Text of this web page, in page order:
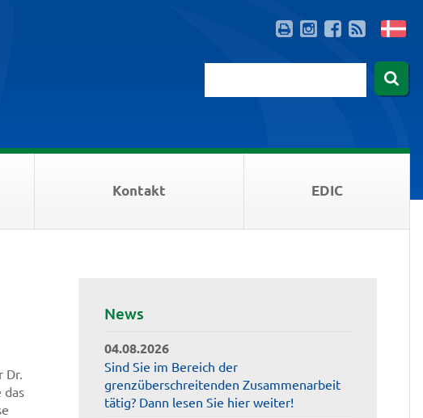
Kontakt EDIC
Dr.
das
News
04.08.2026
Sind Sie im Bereich der
grenzüberschreitenden Zusammenarbeit
tätig? Dann lesen Sie hier weiter!